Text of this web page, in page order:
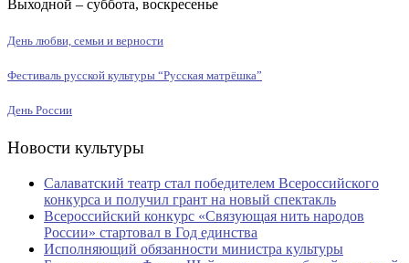
Выходной – суббота, воскресенье
День любви, семьи и верности
Фестиваль русской культуры “Русская матрёшка”
День России
Новости культуры
Салаватский театр стал победителем Всероссийского
конкурса и получил грант на новый спектакль
Всероссийский конкурс «Связующая нить народов
России» стартовал в Год единства
Исполняющий обязанности министра культуры